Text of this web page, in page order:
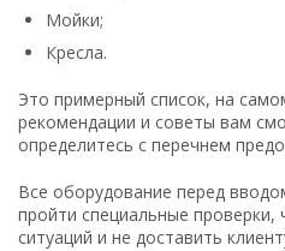
Мойки;
Кресла.
Это примерный список, на
рекомендации и советы вам
определитесь с перечнем
Все оборудование перед
пройти специальные
ситуаций и не доставить